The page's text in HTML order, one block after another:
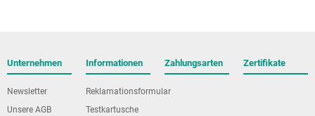
Unternehmen
Newsletter
Unsere AGB
Informationen
Reklamationsformular
Testkartusche
Zahlungsarten Zertifikate